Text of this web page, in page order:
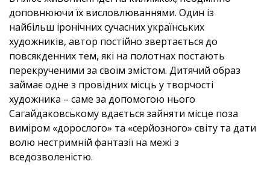
доповнюючи їх висловлюваннями. Один із
найбільш іронічних сучасних українських
художників, автор постійно звертається до
повсякденних тем, які на полотнах постають
перекрученими за своїм змістом. Дитячий образ
займає одне з провідних місць у творчості
художника – саме за допомогою нього
Сагайдаковському вдається зайняти місце поза
виміром «дорослого» та «серйозного» світу та дати
волю нестримній фантазії на межі з
вседозволеністю.